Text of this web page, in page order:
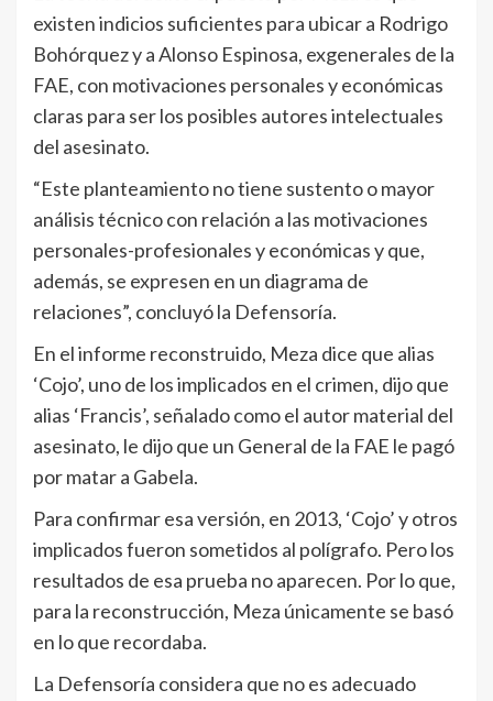
existen indicios suficientes para ubicar a Rodrigo
Bohórquez y a Alonso Espinosa, exgenerales de la
FAE, con motivaciones personales y económicas
claras para ser los posibles autores intelectuales
del asesinato.
“Este planteamiento no tiene sustento o mayor
análisis técnico con relación a las motivaciones
personales-profesionales y económicas y que,
además, se expresen en un diagrama de
relaciones”, concluyó la Defensoría.
En el informe reconstruido, Meza dice que alias
‘Cojo’, uno de los implicados en el crimen, dijo que
alias ‘Francis’, señalado como el autor material del
asesinato, le dijo que un General de la FAE le pagó
por matar a Gabela.
Para confirmar esa versión, en 2013, ‘Cojo’ y otros
implicados fueron sometidos al polígrafo. Pero los
resultados de esa prueba no aparecen. Por lo que,
para la reconstrucción, Meza únicamente se basó
en lo que recordaba.
La Defensoría considera que no es adecuado